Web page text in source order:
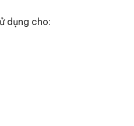
dụng cho: